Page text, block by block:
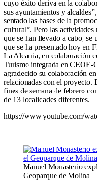
cuyo éxito deriva en la
sus ayuntamientos y
sentado las bases de la
cultural”. Pero las actividades
que se han llevado a cabo, se
que se ha presentado hoy en
La Alcarria, en colaboración
Turismo integrada en CEOE-
agradecido su colaboración
relacionadas con el proyecto.
fines de semana de febrero
de 13 localidades diferentes.
https://www.youtube.com/
Manuel Monasterio
Geoparque de Molina